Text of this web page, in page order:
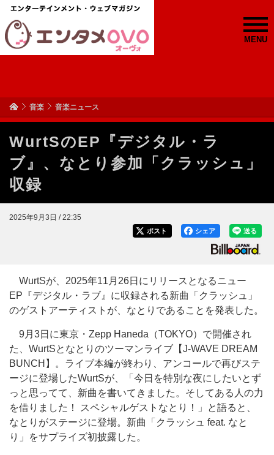
MENU
音楽 音楽ニュース
WurtSのEP『デジタル・ラ
ブ』、なとり参加「クラッシュ」
収録
2025年9月3日 / 22:35
送る
シェア
ポスト
WurtSが、2025年11月26日にリリースとなるニュー
EP『デジタル・ラブ』に収録される新曲「クラッシュ」
のゲストアーティストが、なとりであることを発表した。
9月3日に東京・Zepp Haneda（TOKYO）で開催され
た、WurtSとなとりのツーマンライブ【J-WAVE DREAM
BUNCH】。ライブ本編が終わり、アンコールで再びステ
ージに登場したWurtSが、「今日を特別な夜にしたいとず
っと思ってて、新曲を書いてきました。そしてある人の力
を借りました！ スペシャルゲストなとり！」と語ると、
なとりがステージに登場。新曲「クラッシュ feat. なと
り」をサプライズ初披露した。